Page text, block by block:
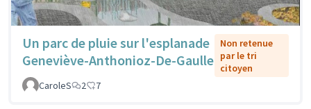
Un parc de pluie sur l'esplanade
Geneviève-Anthonioz-De-Gaulle
Non retenue
par le tri
citoyen
CaroleS
2 7